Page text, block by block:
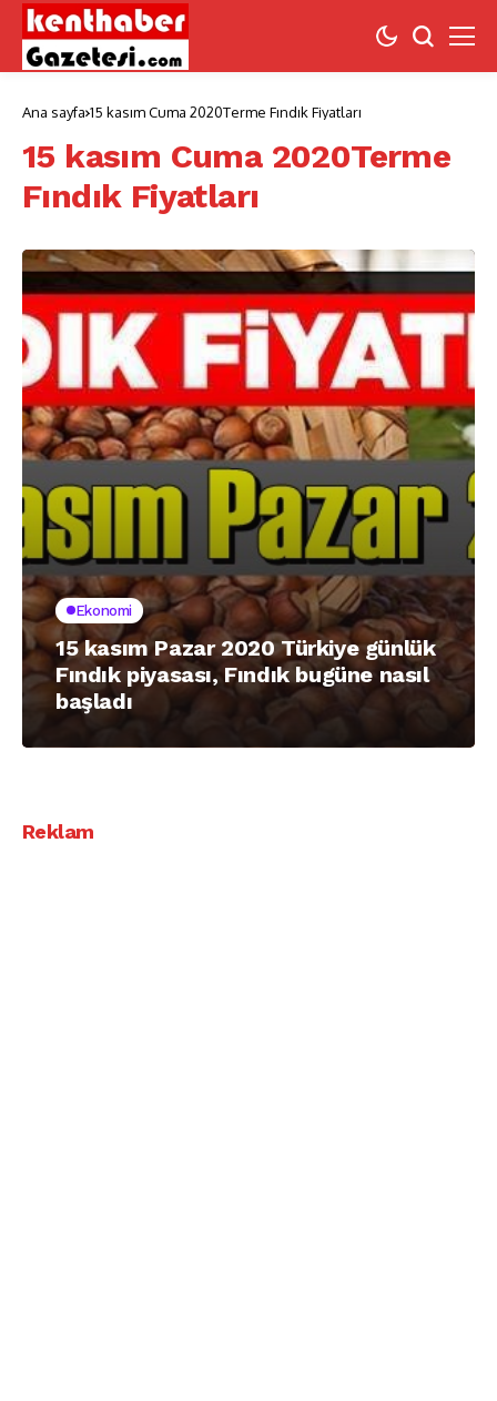
Ana sayfa 15 kasım Cuma 2020Terme Fındık Fiyatları
15 kasım Cuma 2020Terme
Fındık Fiyatları
Ekonomi
15 kasım Pazar 2020 Türkiye günlük
Fındık piyasası, Fındık bugüne nasıl
başladı
Reklam